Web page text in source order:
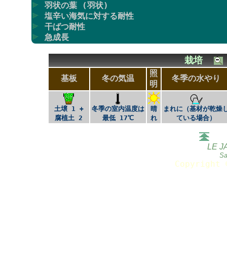
羽状の葉 (羽状)
塩辛い海気に対する耐性
干ばつ耐性
急成長
栽培
基板 冬の気温
照
明
冬季の水やり
土壌 1 +
腐植土 2
冬季の室内温度は
最低 17℃
晴
れ
まれに（基材が乾燥
ている場合）
LE
Copyright